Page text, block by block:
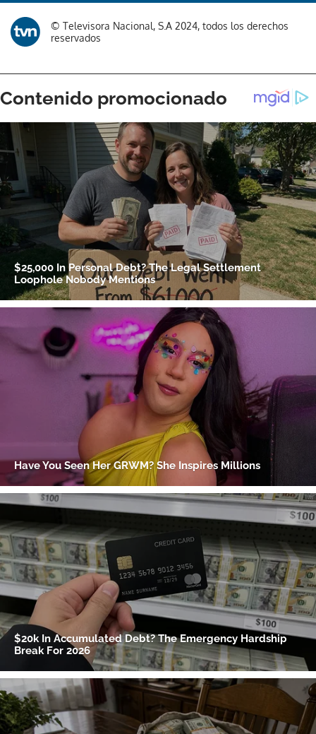
© Televisora Nacional, S.A 2024, todos los derechos
reservados